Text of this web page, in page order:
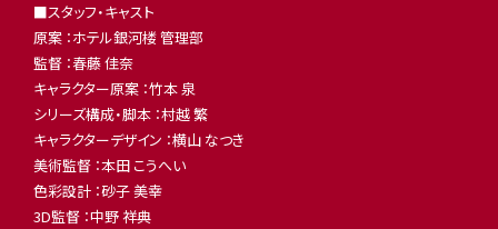
■スタッフ・キャスト
原案 ：ホテル銀河楼 管理部
監督 ：春藤 佳奈
キャラクター原案 ：竹本 泉
シリーズ構成・脚本 ：村越 繁
キャラクターデザイン ：横山 なつき
美術監督 ：本田 こうへい
色彩設計 ：砂子 美幸
3D監督 ：中野 祥典